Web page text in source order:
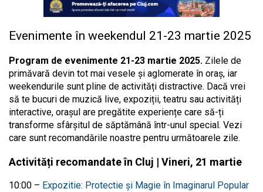
Evenimente în weekendul 21-23 martie 2025
Program de evenimente 21-23 martie 2025. Zilele de
primăvară devin tot mai vesele și aglomerate în oraș, iar
weekendurile sunt pline de activități distractive. Dacă vrei
să te bucuri de muzică live, expoziții, teatru sau activități
interactive, orașul are pregătite experiențe care să-ți
transforme sfârșitul de săptămână într-unul special. Vezi
care sunt recomandările noastre pentru următoarele zile.
Activități recomandate în Cluj | Vineri, 21 martie
10:00 – Expozitie: Protectie și Magie în Imaginarul Popular